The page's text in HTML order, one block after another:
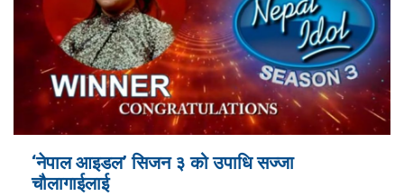
‘नेपाल आइडल’ सिजन ३ को उपाधि सज्जा
चौलागाईलाई